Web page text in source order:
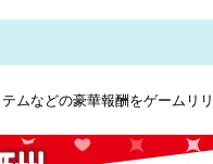
ムなどの豪華報酬をゲーム